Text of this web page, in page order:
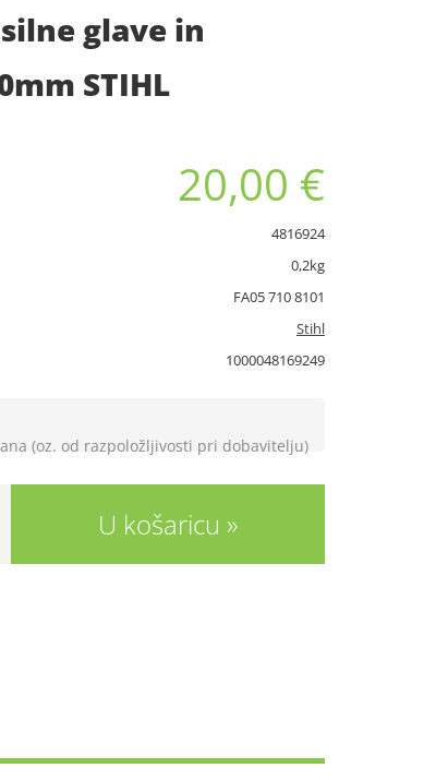
glave in
STIHL
20,00 €
4816924
0,2kg
FA05 710 8101
Stihl
1000048169249
(oz. od razpoložljivosti pri dobavitelju)
U košaricu